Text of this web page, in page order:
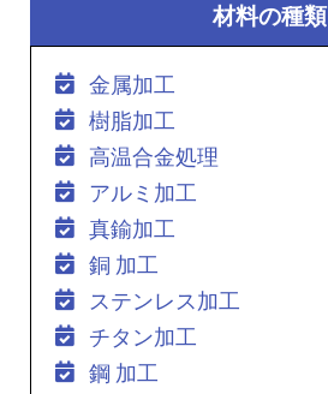
材料の種類
金属加工
樹脂加工
高温合金処理
アルミ加工
真鍮加工
銅 加工
ステンレス加工
チタン加工
鋼 加工